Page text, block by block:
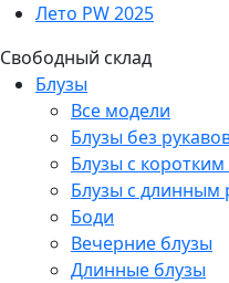
Лето PW 2025
Свободный склад
Блузы
Все модели
Блузы без
Блузы с
Блузы с длинным
Боди
Вечерние блузы
Длинные блузы